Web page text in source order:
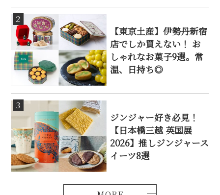
2
【東京土産】伊勢丹新宿
店でしか買えない！ お
しゃれなお菓子9選。常
温、日持ち◎
3
ジンジャー好き必見！
【日本橋三越 英国展
2026】推しジンジャース
イーツ8選